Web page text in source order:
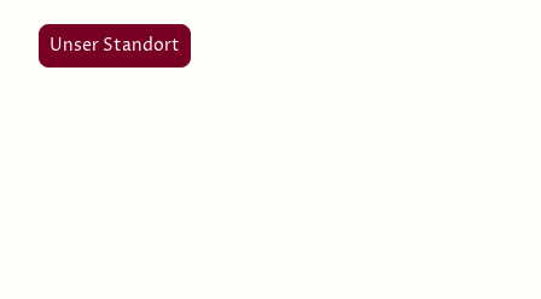
Unser Standort